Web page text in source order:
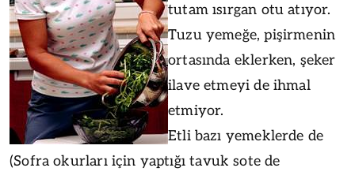
tutam ısırgan otu atıyor.
Tuzu yemeğe, pişirmenin
ortasında eklerken, şeker
ilave etmeyi de ihmal
etmiyor.
Etli bazı yemeklerde de
(Sofra okurları için yaptığı tavuk sote de